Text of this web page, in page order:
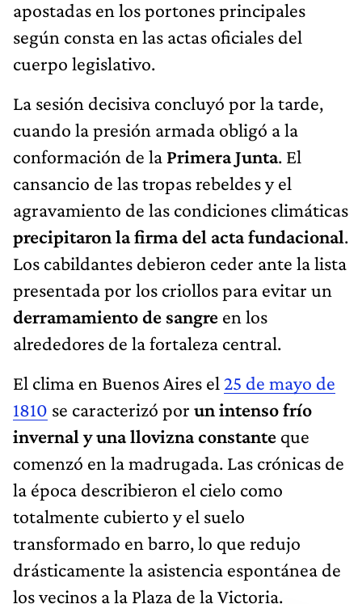
apostadas en los portones principales
según consta en las actas oficiales del
cuerpo legislativo.
La sesión decisiva concluyó por la tarde,
cuando la presión armada obligó a la
conformación de la Primera Junta. El
cansancio de las tropas rebeldes y el
agravamiento de las condiciones climáticas
precipitaron la firma del acta fundacional.
Los cabildantes debieron ceder ante la lista
presentada por los criollos para evitar un
derramamiento de sangre en los
alrededores de la fortaleza central.
El clima en Buenos Aires el 25 de mayo de
1810 se caracterizó por un intenso frío
invernal y una llovizna constante que
comenzó en la madrugada. Las crónicas de
la época describieron el cielo como
totalmente cubierto y el suelo
transformado en barro, lo que redujo
drásticamente la asistencia espontánea de
los vecinos a la Plaza de la Victoria.